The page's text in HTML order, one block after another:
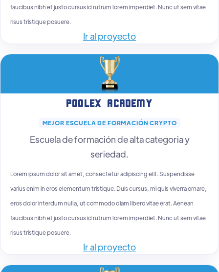
faucibus nibh et justo cursus id rutrum lorem imperdiet. Nunc ut sem vitae
risus tristique posuere.
Ir al proyecto
POOLEX ACADEMY
MEJOR ESCUELA DE FORMACIÓN CRYPTO
Escuela de formación de alta categoria y
seriedad.
Lorem ipsum dolor sit amet, consectetur adipiscing elit. Suspendisse
varius enim in eros elementum tristique. Duis cursus, mi quis viverra ornare,
eros dolor interdum nulla, ut commodo diam libero vitae erat. Aenean
faucibus nibh et justo cursus id rutrum lorem imperdiet. Nunc ut sem vitae
risus tristique posuere.
Ir al proyecto